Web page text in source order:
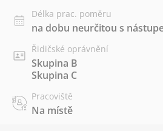
Délka prac. poměru
na dobu neurčitou s
Řidičské oprávnění
Skupina B
Skupina C
Pracoviště
Na místě